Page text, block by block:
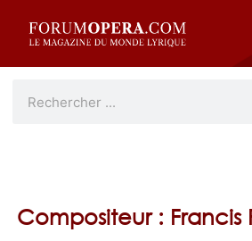
Compositeur : Francis